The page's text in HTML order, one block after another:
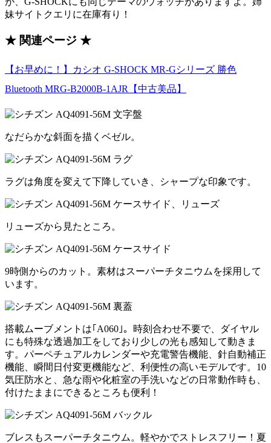
妹サイトクエリに在庫有り！
★ 関連ページ ★
【お早めに！】カシオ G-SHOCK MR-Gシリーズ 勝色
Bluetooth MRG-B2000B-1AJR【中古美品】
なだらかな斜面を描くベゼル。
ラグは角度を変えて下降していき、シャープな印象です。
リューズから見たところ。
9時側からのカット。素材はスーパーチタニウムを採用して
います。
搭載ムーブメントは｢A060｣。時刻合わせ不要で、ダイヤル
にも特殊な透過加工をしており少しの光も感知して動きま
す。パーペチュアルカレンダーや充電警告機能、針自動補正
機能、瞬間日付変更機能など、利便性の高いモデルです。10
気圧防水と、急な雨や化粧室の手洗いなどの日常動作時も、
付けたままにできるところも便利！
ブレスもスーパーチタニウム。軽やかでストレスフリー！夏